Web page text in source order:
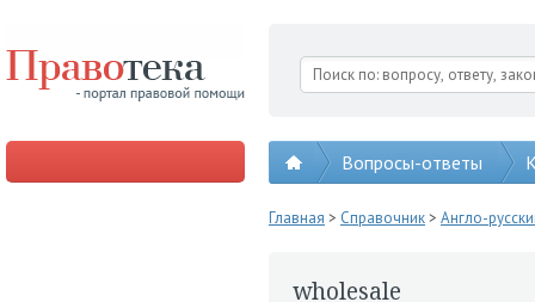
Вопросы-ответы
Главная > Справочник> Англо-
wholesale